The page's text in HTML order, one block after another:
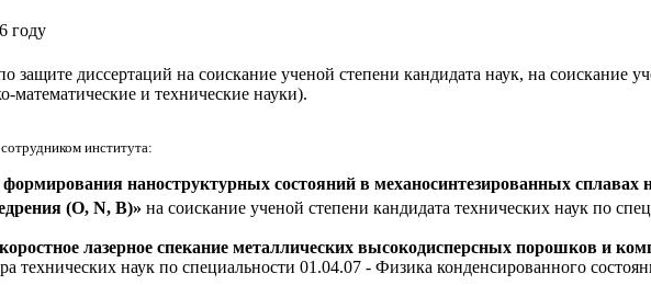
году
защите диссертаций на соискание ученой степени кандидата наук, на соискание
математические и технические науки).
института:
наноструктурных состояний в механосинтезированных сплавах
(O, N, B)» на соискание ученой степени кандидата технических наук по
лазерное спекание металлических высокодисперсных порошков и
технических наук по специальности 01.04.07 - Физика конденсированного